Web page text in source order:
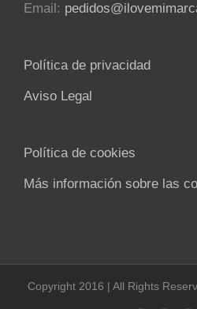
Email:
Política de privacidad
Aviso Legal
Política de cookies
Más información sobre las
Copyright 2016 | All Rights